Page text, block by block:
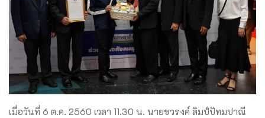
เมื่อวันที่ 6 ต.ค. 2560 เวลา 11.30 น. นายชวรงค์ ลิมป์ปัทมปาณี